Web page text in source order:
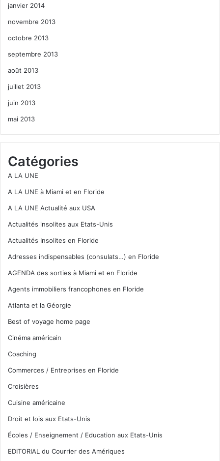
janvier 2014
novembre 2013
octobre 2013
septembre 2013
août 2013
juillet 2013
juin 2013
mai 2013
Catégories
A LA UNE
A LA UNE à Miami et en Floride
A LA UNE Actualité aux USA
Actualités insolites aux Etats-Unis
Actualités Insolites en Floride
Adresses indispensables (consulats…) en Floride
AGENDA des sorties à Miami et en Floride
Agents immobiliers francophones en Floride
Atlanta et la Géorgie
Best of voyage home page
Cinéma américain
Coaching
Commerces / Entreprises en Floride
Croisières
Cuisine américaine
Droit et lois aux Etats-Unis
Écoles / Enseignement / Education aux Etats-Unis
EDITORIAL du Courrier des Amériques